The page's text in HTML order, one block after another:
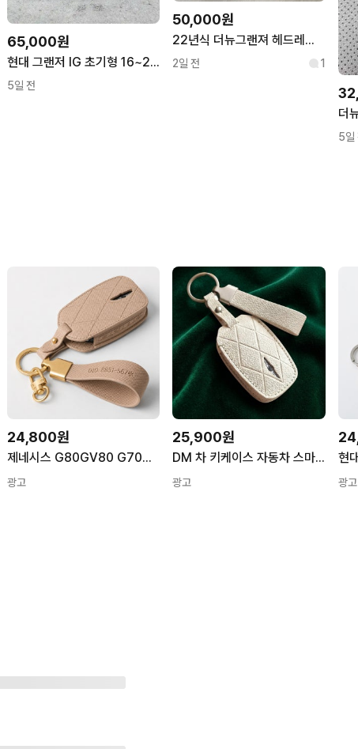
65,000원
현대 그랜저 IG 초기형 16~20년 리어 범퍼 뒷범퍼 센서 4구 86611 G8000
5일 전
50,000원
22년식 더뉴그랜져 헤드레스트
2일 전 1
더
5일
24,800원
제네시스 G80GV80 G70GV70 가죽 차 키케이스 현대 기아 스마트 홀더
광고
25,900원
DM 차 키케이스 자동차 스마트 키홀더 키링 가죽 한글 차량 핸드메이드 제네시스 커버
광고 광고